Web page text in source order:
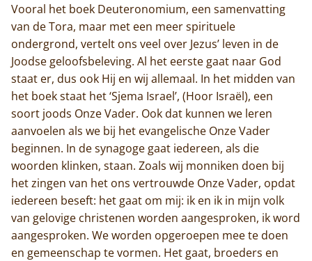
Vooral het boek Deuteronomium, een samenvatting
van de Tora, maar met een meer spirituele
ondergrond, vertelt ons veel over Jezus’ leven in de
Joodse geloofsbeleving. Al het eerste gaat naar God
staat er, dus ook Hij en wij allemaal. In het midden van
het boek staat het ‘Sjema Israel’, (Hoor Israël), een
soort joods Onze Vader. Ook dat kunnen we leren
aanvoelen als we bij het evangelische Onze Vader
beginnen. In de synagoge gaat iedereen, als die
woorden klinken, staan. Zoals wij monniken doen bij
het zingen van het ons vertrouwde Onze Vader, opdat
iedereen beseft: het gaat om mij: ik en ik in mijn volk
van gelovige christenen worden aangesproken, ik word
aangesproken. We worden opgeroepen mee te doen
en gemeenschap te vormen. Het gaat, broeders en